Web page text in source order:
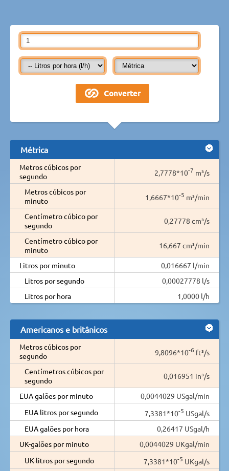
Métrica
Metros cúbicos por
segundo
2,7778*10-7 m³/s
Metros cúbicos por
minuto
1,6667*10-5 m³/min
Centímetro cúbico por
segundo
0,27778 cm³/s
Centímetro cúbico por
minuto
16,667 cm³/min
Litros por minuto
0,016667 l/min
Litros por segundo
0,00027778 l/s
Litros por hora
1,0000 l/h
Americanos e britânicos
Metros cúbicos por
segundo
9,8096*10-6 ft³/s
Centímetros cúbicos por
segundo
0,016951 in³/s
EUA galões por minuto
0,0044029 USgal/min
EUA litros por segundo
7,3381*10-5 USgal/s
EUA galões por hora
0,26417 USgal/h
UK-galões por minuto
0,0044029 UKgal/min
UK-litros por segundo
7,3381*10-5 UKgal/s